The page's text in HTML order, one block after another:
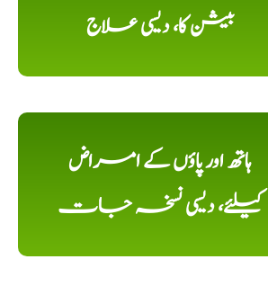
بیشن کا، دیسی علاج
ہاتھ اور پاؤں کے امراض
کیلئے، دیسی نسخہ جات